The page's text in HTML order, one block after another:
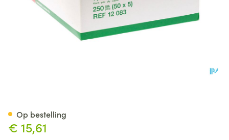
€ 15,61
Op bestelling